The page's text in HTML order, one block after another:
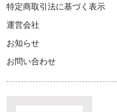
特定商取引法に基づく表示
運営会社
お知らせ
お問い合わせ